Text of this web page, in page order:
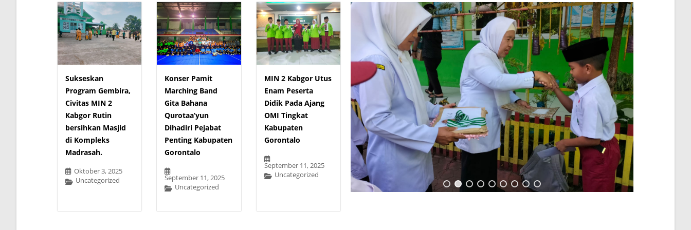
Sukseskan
Program Gembira,
Civitas MIN 2
Kabgor Rutin
bersihkan Masjid
di Kompleks
Madrasah.
Oktober 3, 2025
Uncategorized
Konser Pamit
Marching Band
Gita Bahana
Qurotaa’yun
Dihadiri Pejabat
Penting Kabupaten
Gorontalo
September 11, 2025
Uncategorized
MIN 2 Kabgor Utus
Enam Peserta
Didik Pada Ajang
OMI Tingkat
Kabupaten
Gorontalo
September 11, 2025
Uncategorized